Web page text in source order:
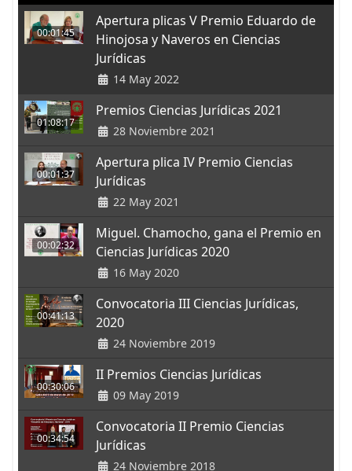
00:01:45
Apertura plicas V Premio Eduardo de
Hinojosa y Naveros en Ciencias
Jurídicas
14 May 2022
01:08:17
Premios Ciencias Jurídicas 2021
28 Noviembre 2021
00:01:37
Apertura plica IV Premio Ciencias
Jurídicas
22 May 2021
00:02:32
Miguel. Chamocho, gana el Premio en
Ciencias Jurídicas 2020
16 May 2020
00:41:13
Convocatoria III Ciencias Jurídicas,
2020
24 Noviembre 2019
00:30:06
II Premios Ciencias Jurídicas
09 May 2019
00:34:54
Convocatoria II Premio Ciencias
Jurídicas
24 Noviembre 2018